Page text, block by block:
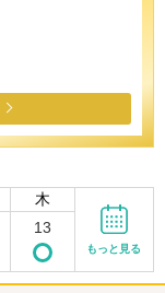
木
13
もっと見る